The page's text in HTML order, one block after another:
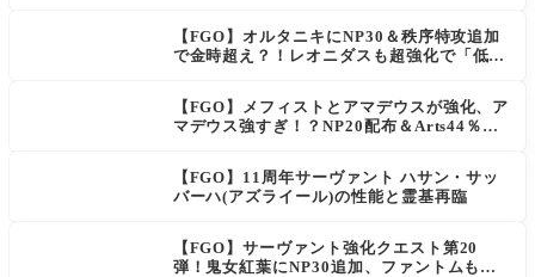
【FGO】オルタニキにNP30＆秩序特攻追加
で金時超え？！レオニダスも超強化で「低レ
【FGO】メフィストとアマデウスが強化、ア
マデウス強すぎ！？NP20配布＆Arts44％強
【FGO】11周年サーヴァント ハサン・サッ
バーハ(アズライール)の性能と霊基再臨
【FGO】サーヴァント強化クエスト第20
弾！鬼女紅葉にNP30追加、ファントムも大